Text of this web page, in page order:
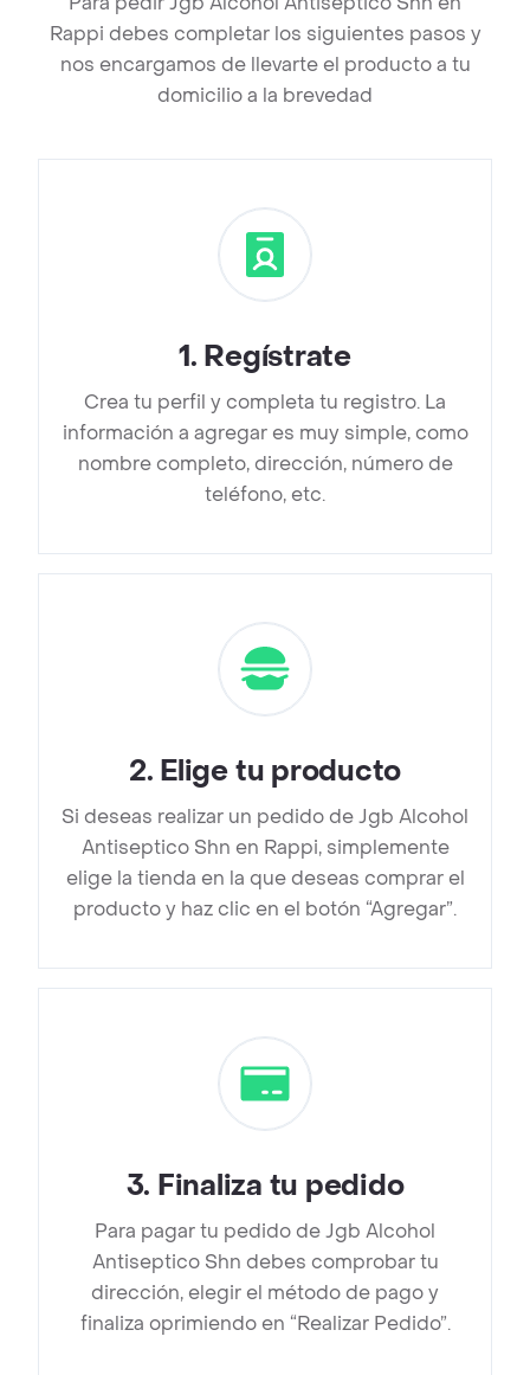
Rappi debes completar los siguientes pasos y
nos encargamos de llevarte el producto a tu
domicilio a la brevedad
1. Regístrate
Crea tu perfil y completa tu registro. La
información a agregar es muy simple, como
nombre completo, dirección, número de
teléfono, etc.
2. Elige tu producto
Si deseas realizar un pedido de Jgb Alcohol
Antiseptico Shn en Rappi, simplemente
elige la tienda en la que deseas comprar el
producto y haz clic en el botón “Agregar”.
3. Finaliza tu pedido
Para pagar tu pedido de Jgb Alcohol
Antiseptico Shn debes comprobar tu
dirección, elegir el método de pago y
finaliza oprimiendo en “Realizar Pedido”.